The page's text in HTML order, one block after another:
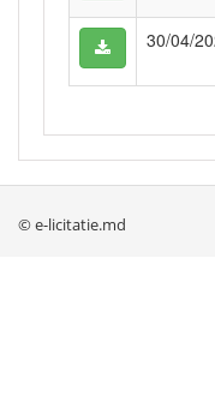
30/04/
© e-licitatie.md